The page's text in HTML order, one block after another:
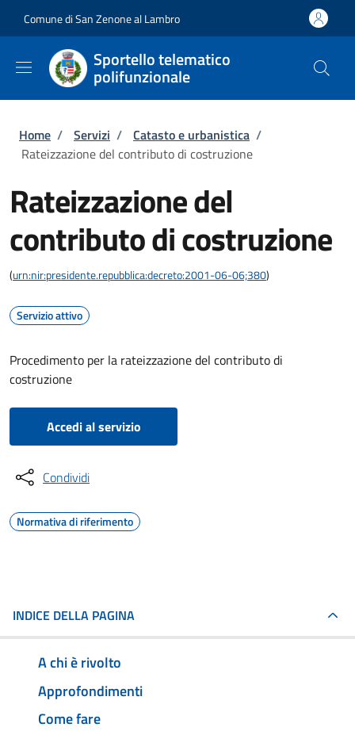
Comune di San Zenone al Lambro
Sportello telematico
polifunzionale
Briciole di pane
Home / Servizi / Catasto e urbanistica /
Rateizzazione del contributo di costruzione
Rateizzazione del
contributo di costruzione
(urn:nir:presidente.repubblica:decreto:2001-06-06;380)
Servizio attivo
Procedimento per la rateizzazione del contributo di
costruzione
Accedi al servizio
Condividi
Normativa di riferimento
INDICE DELLA PAGINA
A chi è rivolto
Approfondimenti
Come fare